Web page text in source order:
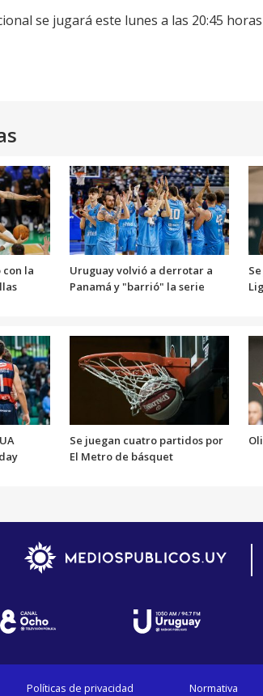
se jugará este lunes a las 20:45
con la
Uruguay volvió a derrotar a
Panamá y "barrió" la serie
Se juegan cuatro partidos por
El Metro de básquet
Políticas de privacidad Normativa